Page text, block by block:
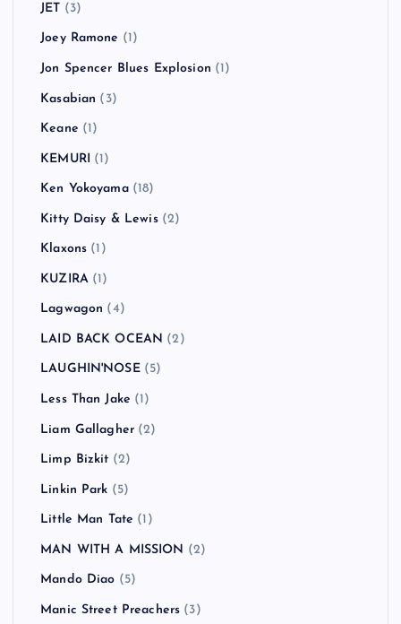
JET (3)
Joey Ramone (1)
Jon Spencer Blues Explosion (1)
Kasabian (3)
Keane (1)
KEMURI (1)
Ken Yokoyama(18)
Kitty Daisy & Lewis(2)
Klaxons (1)
KUZIRA(1)
Lagwagon (4)
LAID BACK OCEAN (2)
LAUGHIN'NOSE(5)
Less Than Jake (1)
Liam Gallagher (2)
Limp Bizkit (2)
Linkin Park (5)
Little Man Tate (1)
MAN WITH A MISSION (2)
Mando Diao (5)
Manic Street Preachers (3)